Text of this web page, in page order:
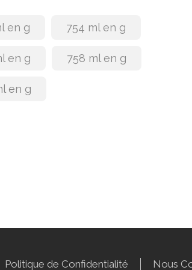
en g 754 ml en g
en g 758 ml en g
en g
Politique de Confidentialité Nous